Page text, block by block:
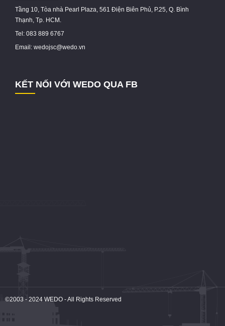
Tầng 10, Tòa nhà Pearl Plaza, 561 Điện Biên Phủ, P.25, Q. Bình
Thạnh, Tp. HCM.
Tel: 083 889 6767
Email: wedojsc@wedo.vn
KẾT NỐI VỚI WEDO QUA FB
©2003 - 2024 WEDO - All Rights Reserved